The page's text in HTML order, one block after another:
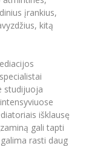
įrankius,
kitą
studijuoja
išklausę
gali tapti
rasti daug